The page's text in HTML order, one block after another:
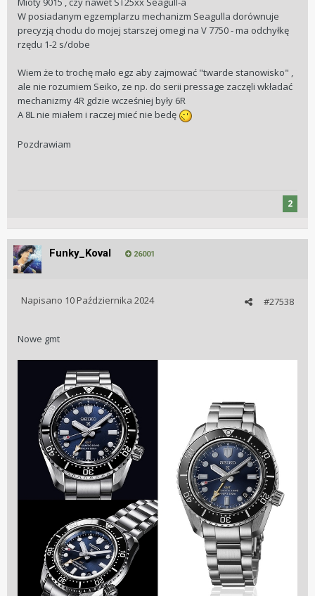
W posiadanym egzemplarzu mechanizm Seagulla dorównuje
precyzją chodu do mojej starszej omegi na V 7750 - ma odchyłkę
rzędu 1-2 s/dobe
Wiem że to trochę mało egz aby zajmować "twarde stanowisko" ,
ale nie rozumiem Seiko, ze np. do serii pressage zaczęli wkładać
mechanizmy 4R gdzie wcześniej były 6R
A 8L nie miałem i raczej mieć nie bedę
Pozdrawiam
2
Funky_Koval 26001
#27538
Napisano 10 Października 2024
Nowe gmt